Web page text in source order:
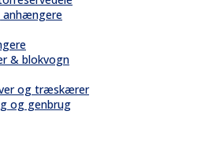
anhængere
& blokvogn
og træskærer
og genbrug